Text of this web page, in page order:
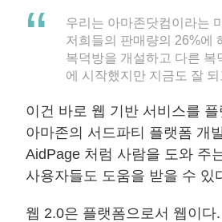
우리는 아마존닷컴이라는
저희들의 판매량의 26%에
복덕방을 개설하고 다른 복
에 시작했지만 지금도 잘
이건 바로 웹 기반 서비스를
아마존의 서드파티 플랫폼 개
AidPage 처럼 사람을 도와 주
사용자들도 도움을 받을 수 있
웹 2.0은 플랫폼으로서 웹이